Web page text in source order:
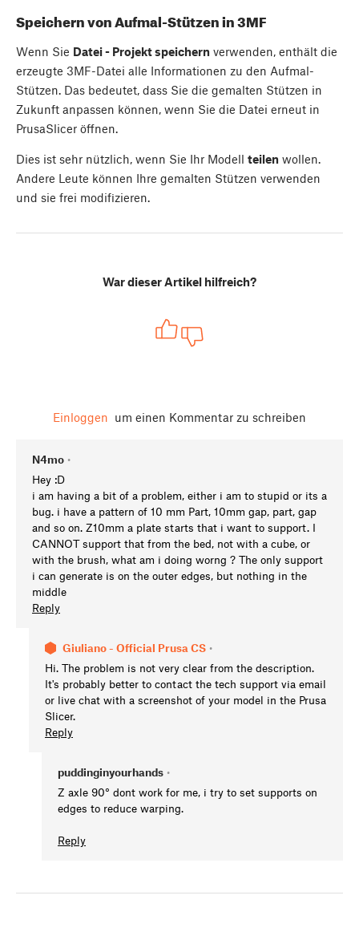
Speichern von Aufmal-Stützen in 3MF
Wenn Sie Datei - Projekt speichern verwenden, enthält die
erzeugte 3MF-Datei alle Informationen zu den Aufmal-
Stützen. Das bedeutet, dass Sie die gemalten Stützen in
Zukunft anpassen können, wenn Sie die Datei erneut in
PrusaSlicer öffnen.
Dies ist sehr nützlich, wenn Sie Ihr Modell teilen wollen.
Andere Leute können Ihre gemalten Stützen verwenden
und sie frei modifizieren.
War dieser Artikel hilfreich?
Einloggen um einen Kommentar zu schreiben
N4mo •
Hey :D
i am having a bit of a problem, either i am to stupid or its a
bug. i have a pattern of 10 mm Part, 10mm gap, part, gap
and so on. Z10mm a plate starts that i want to support. I
CANNOT support that from the bed, not with a cube, or
with the brush, what am i doing worng ? The only support
i can generate is on the outer edges, but nothing in the
middle
Reply
Giuliano - Official Prusa CS •
Hi. The problem is not very clear from the description.
It's probably better to contact the tech support via email
or live chat with a screenshot of your model in the Prusa
Slicer.
Reply
puddinginyourhands •
Z axle 90° dont work for me, i try to set supports on
edges to reduce warping.
Reply